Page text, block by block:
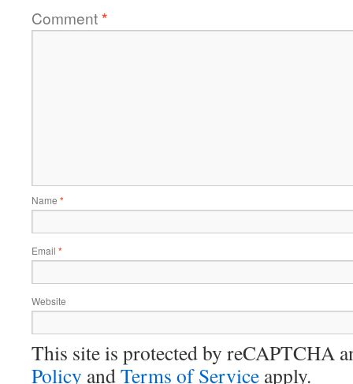
Comment*
Name *
Email *
Website
This site is protected by reCAPTCHA
Policy andTerms of Service apply.